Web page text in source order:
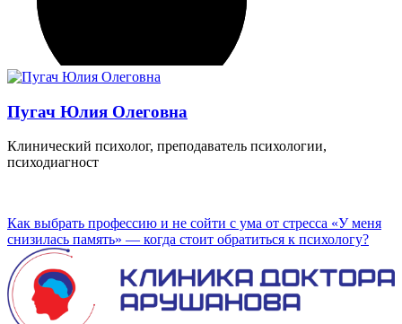
Пугач Юлия Олеговна
Клинический психолог, преподаватель психологии,
психодиагност
Как выбрать профессию и не сойти с ума от стресса «У меня
снизилась память» — когда стоит обратиться к психологу?